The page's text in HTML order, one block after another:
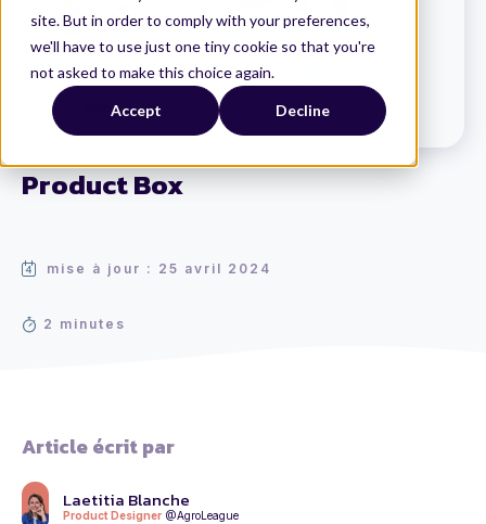
site. But in order to comply with your preferences,
we'll have to use just one tiny cookie so that you're
not asked to make this choice again.
Accept Decline
Product Box
mise à jour : 25 avril 2024
2 minutes
Article écrit par
Laetitia Blanche
Product Designer @AgroLeague